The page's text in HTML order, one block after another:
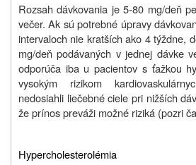
Rozsah dávkovania je 5-80 mg/deň
večer. Ak sú potrebné úpravy
intervaloch nie kratších ako 4 týždne,
mg/deň podávaných v jednej dávke
odporúča iba u pacientov s ťažkou
vysokým rizikom
nedosiahli liečebné ciele pri nižších
že prínos preváži možné riziká (pozri
Hypercholesterolémia